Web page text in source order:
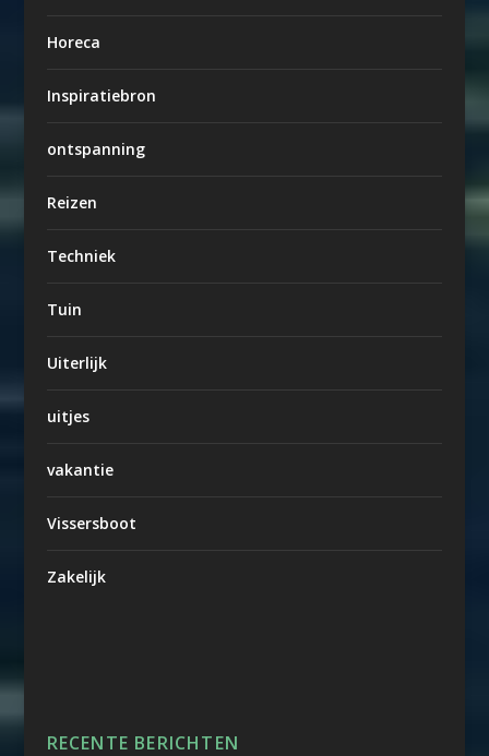
Horeca
Inspiratiebron
ontspanning
Reizen
Techniek
Tuin
Uiterlijk
uitjes
vakantie
Vissersboot
Zakelijk
RECENTE BERICHTEN